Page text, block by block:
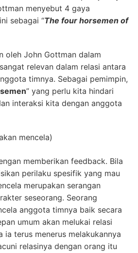
menyebut 4 gaya
sebagai “The four horsemen of
oleh John Gottman dalam
relevan dalam relasi antara
timnya. Sebagai pemimpin,
” yang perlu kita hindari
interaksi kita dengan anggota
mencela)
memberikan feedback. Bila
perilaku spesifik yang mau
merupakan serangan
seseorang. Seorang
anggota timnya baik secara
umum akan melukai relasi
ia terus menerus melakukannya
relasinya dengan orang itu